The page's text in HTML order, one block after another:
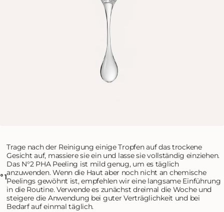
°1
Trage nach der Reinigung einige Tropfen auf das trockene
Gesicht auf, massiere sie ein und lasse sie vollständig einziehen.
Das N°2 PHA Peeling ist mild genug, um es täglich
anzuwenden. Wenn die Haut aber noch nicht an chemische
Peelings gewöhnt ist, empfehlen wir eine langsame Einführung
in die Routine. Verwende es zunächst dreimal die Woche und
steigere die Anwendung bei guter Verträglichkeit und bei
Bedarf auf einmal täglich.